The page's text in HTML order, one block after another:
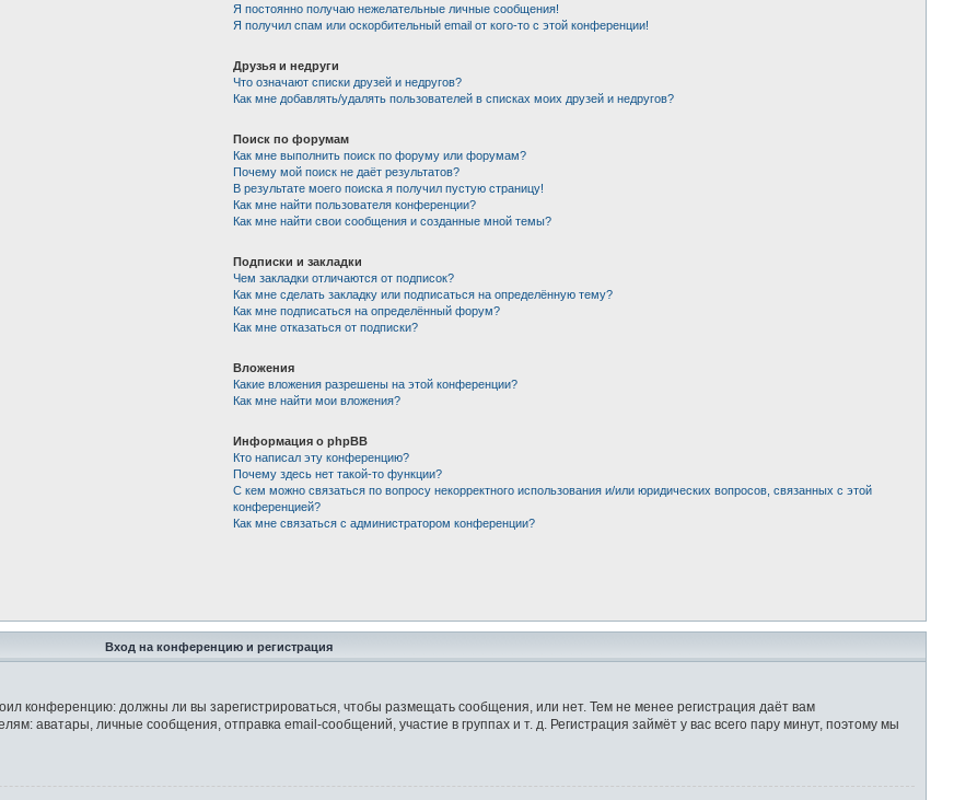
Я постоянно получаю нежелательные личные сообщения!
Я получил спам или оскорбительный email от кого-то с этой конференции!
Друзья и недруги
Что означают списки друзей и недругов?
Как мне добавлять/удалять пользователей в списках моих друзей и недругов?
Поиск по форумам
Как мне выполнить поиск по форуму или форумам?
Почему мой поиск не даёт результатов?
В результате моего поиска я получил пустую страницу!
Как мне найти пользователя конференции?
Как мне найти свои сообщения и созданные мной темы?
Подписки и закладки
Чем закладки отличаются от подписок?
Как мне сделать закладку или подписаться на определённую тему?
Как мне подписаться на определённый форум?
Как мне отказаться от подписки?
Вложения
Какие вложения разрешены на этой конференции?
Как мне найти мои вложения?
Информация о phpBB
Кто написал эту конференцию?
Почему здесь нет такой-то функции?
С кем можно связаться по вопросу некорректного использования и/или юридических вопросов, связанных с этой
конференцией?
Как мне связаться с администратором конференции?
Вход на конференцию и регистрация
конференцию: должны ли вы зарегистрироваться, чтобы размещать сообщения, или нет. Тем не менее регистрация даёт вам
аватары, личные сообщения, отправка email-сообщений, участие в группах и т. д. Регистрация займёт у вас всего пару минут, поэтому мы